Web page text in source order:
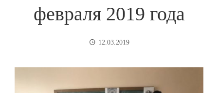
февраля 2019 года
12.03.2019